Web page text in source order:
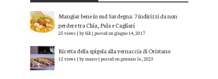
Mangiar bene in sud Sardegna: 7 indirizzi da non
perdere tra Chia, Pula e Cagliari
25 views |bySik |posted on giugno 14, 2017
Ricetta della spigola alla vernaccia di Oristano
12 views |bymarco |posted on gennaio 16, 2023